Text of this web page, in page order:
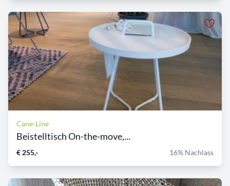
Cane-Line
Beistelltisch On-the-move,...
€ 255,- 16% Nachlass